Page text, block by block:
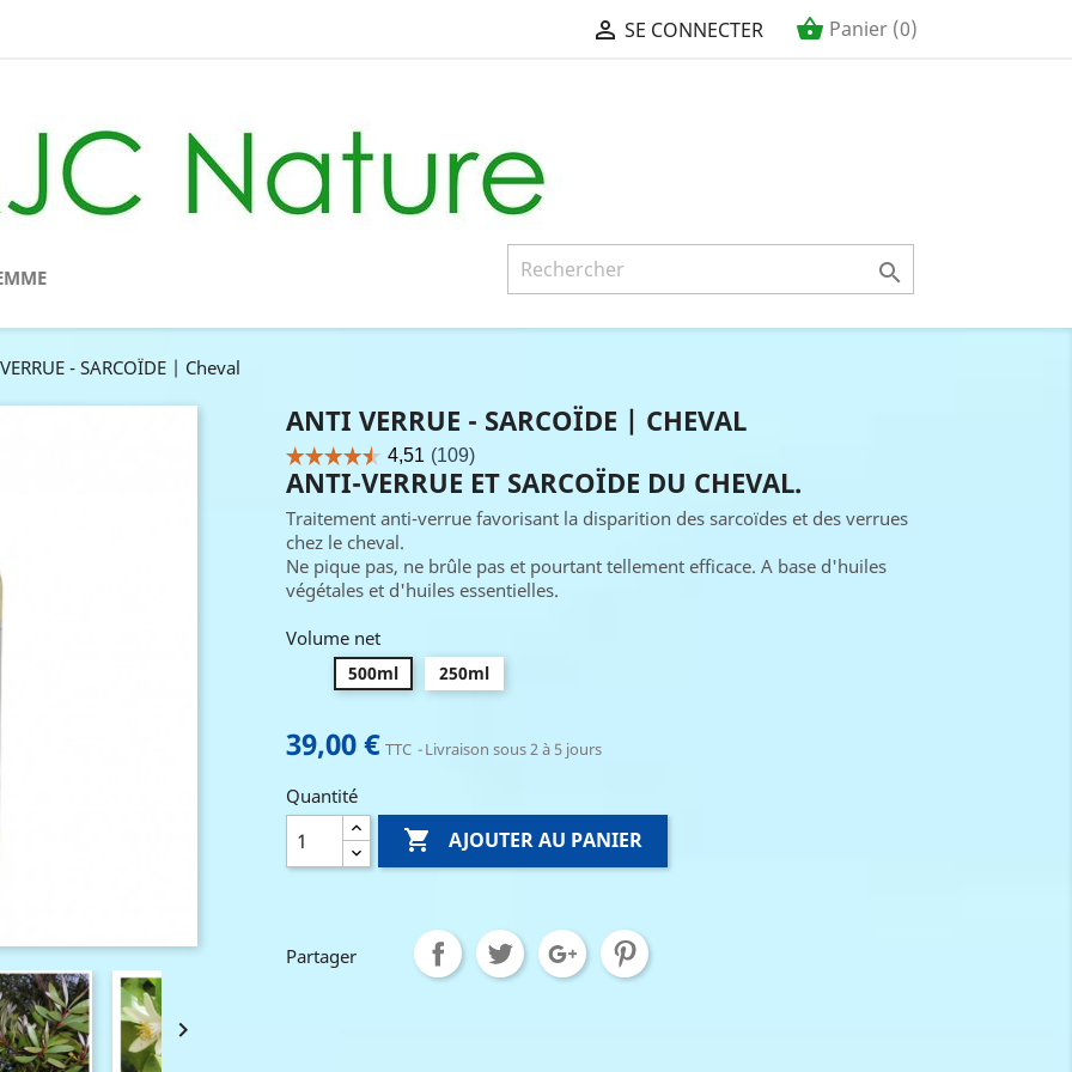
 SE CONNECTER shopping_basket Panier (0)

- SARCOÏDE | Cheval

ANTI VERRUE - SARCOÏDE | CHEVAL
ANTI-VERRUE ET SARCOÏDE DU CHEVAL.
Traitement anti-verrue favorisant la disparition des sarcoïdes et des verrues
chez le cheval.
Ne pique pas, ne brûle pas et pourtant tellement efficace. A base d'huiles
végétales et d'huiles essentielles.
Volume net
500ml 250ml
39,00 € TTC Livraison sous 2 à 5 jours
Quantité
 AJOUTER AU PANIER
Partager